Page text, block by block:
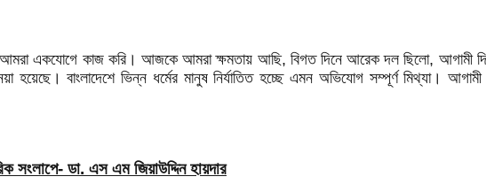
একযোগে কাজ করি। আজকে আমরা ক্ষমতায় আছি, বিগত দিনে আরেক দল ছিলো, আগামী
হয়েছে। বাংলাদেশে ভিন্ন ধর্মের মানুষ নির্যাতিত হচ্ছে এমন অভিযোগ সম্পূর্ণ মিথ্যা।
সংলাপে- ডা. এস এম জিয়াউদ্দিন হায়দার